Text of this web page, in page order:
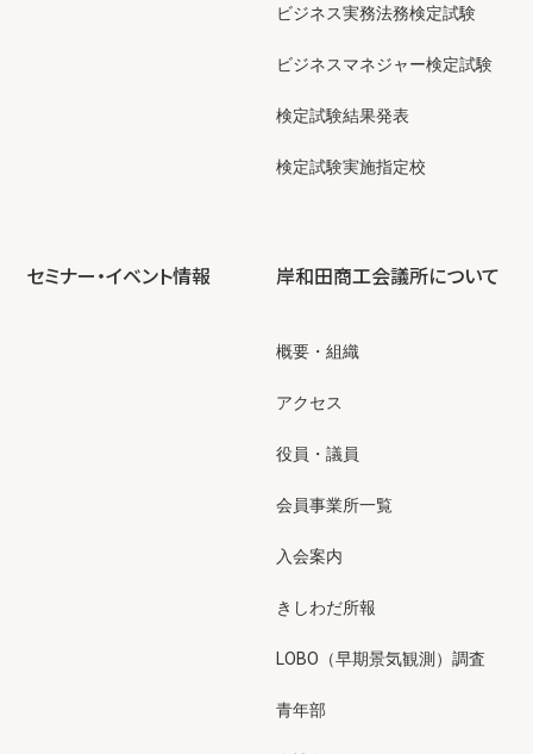
ビジネス実務法務検定試験
ビジネスマネジャー検定試験
検定試験結果発表
検定試験実施指定校
セミナー・イベント情報 岸和田商工会議所について
概要・組織
アクセス
役員・議員
会員事業所一覧
入会案内
きしわだ所報
LOBO（早期景気観測）調査
青年部